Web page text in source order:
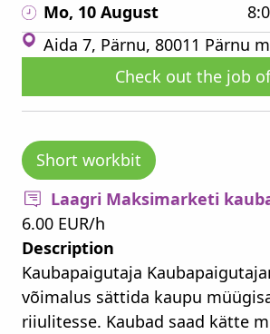
Mo, 10 August
Aida 7, Pärnu, 80011 Pärnu
Check out the job
Short workbit
Laagri Maksimarketi
6.00 EUR/h
Description
Kaubapaigutaja
võimalus sättida kaupu
riiulitesse. Kaubad saad kätte